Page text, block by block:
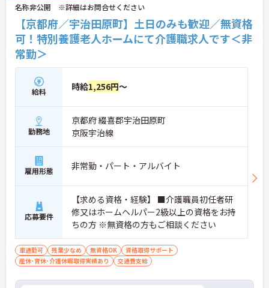
名称非公開 ※詳細はお問合せください
【京都府／宇治田原町】土日のみも歓迎／無資格
可！特別養護老人ホームにて介護職求人です＜非
常勤＞
給料 時給1,256円～
勤務地
京都府 綴喜郡宇治田原町
京阪宇治線
雇用形態 非常勤・パート・アルバイト
応募要件
【求める資格・経験】 ■介護職員初任者研
修又はホームヘルパー2級以上の資格をお持
ちの方 ※無資格の方もご相談ください
車通勤可 残業少なめ 無資格OK
資格取得サポート
産休･育休･介護休暇取得実績あり
交通費支給